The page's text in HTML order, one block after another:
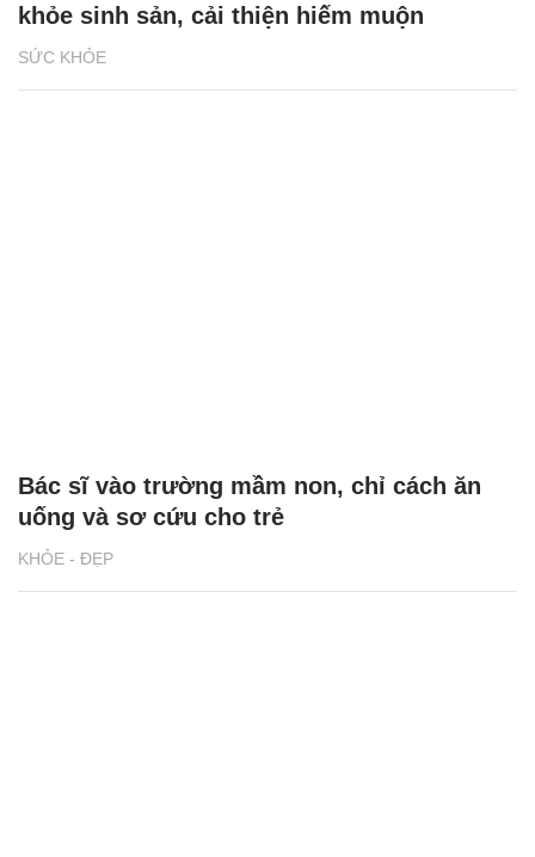
SỨC KHỎE
khỏe sinh sản, cải thiện hiếm muộn
KHỎE - ĐẸP
Bác sĩ vào trường mầm non, chỉ cách ăn
uống và sơ cứu cho trẻ